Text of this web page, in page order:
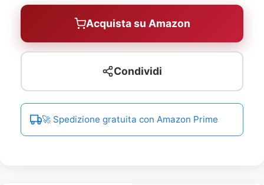
Acquista su Amazon
Condividi
🚀 Spedizione gratuita con Amazon Prime